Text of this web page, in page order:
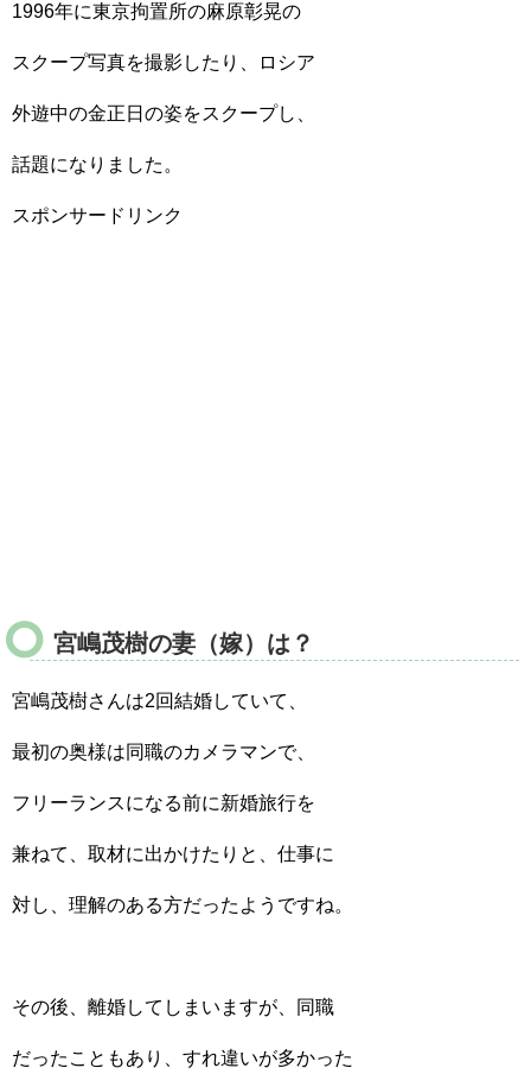
1996年に東京拘置所の麻原彰晃の
スクープ写真を撮影したり、ロシア
外遊中の金正日の姿をスクープし、
話題になりました。
スポンサードリンク
宮嶋茂樹の妻（嫁）は？
宮嶋茂樹さんは2回結婚していて、
最初の奥様は同職のカメラマンで、
フリーランスになる前に新婚旅行を
兼ねて、取材に出かけたりと、仕事に
対し、理解のある方だったようですね。
その後、離婚してしまいますが、同職
だったこともあり、すれ違いが多かった